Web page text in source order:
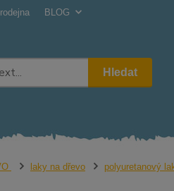
BLOG
Hledat
laky na dřevo polyuretanový